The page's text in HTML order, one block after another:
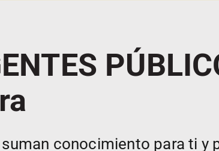
suman conocimiento para ti